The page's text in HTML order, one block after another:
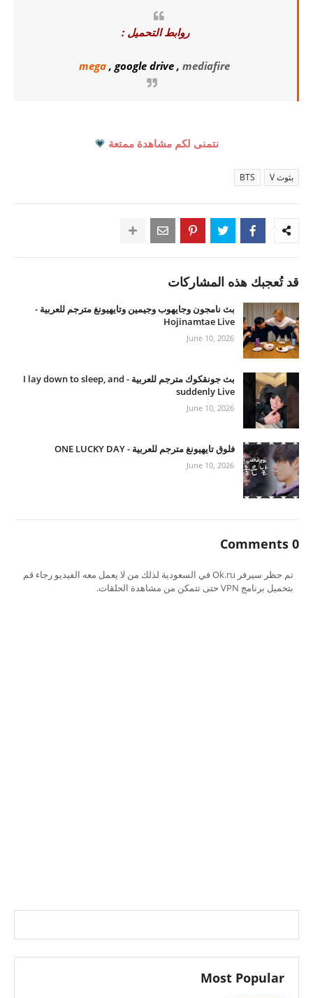
روابط التحميل :
mega , google drive , mediafire
نتمنى لكم مشاهدة ممتعة 💗
بثوث V BTS
قد تُعجبك هذه المشاركات
بث نامجون وجايهوب وجيمين وتايهيونغ مترجم للعربية -
Hojinamtae Live
June 10, 2026
بث جونقكوك مترجم للعربية - I lay down to sleep, and
suddenly Live
June 10, 2026
فلوق تايهيونغ مترجم للعربية - ONE LUCKY DAY
June 10, 2026
0 Comments
تم حظر سيرفر Ok.ru في السعودية لذلك من لا يعمل معه الفيديو رجاء قم
بتحميل برنامج VPN حتى تتمكن من مشاهدة الحلقات.
Most Popular